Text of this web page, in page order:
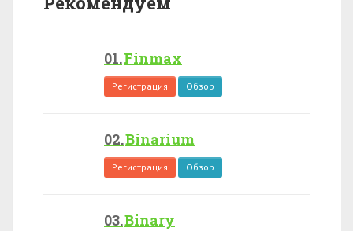
Finmax
Регистрация Обзор
Binarium
Регистрация Обзор
Binary